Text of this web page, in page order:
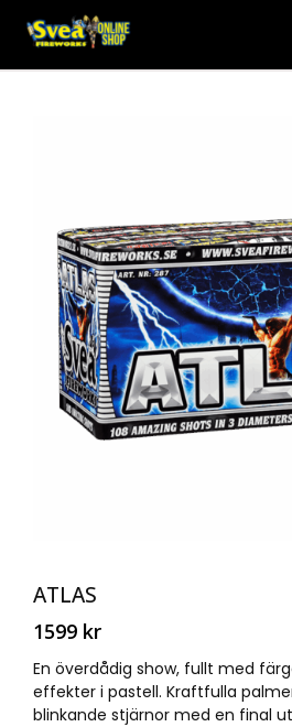
ATLAS
1599 kr
En överdådig show, fullt med
effekter i pastell. Kraftfulla
blinkande stjärnor med en final